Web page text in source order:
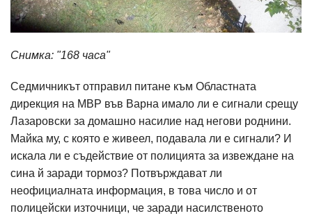
Снимка: "168 часа"
Седмичникът отправил питане към Областната
дирекция на МВР във Варна имало ли е сигнали срещу
Лазаровски за домашно насилие над негови роднини.
Майка му, с която е живеел, подавала ли е сигнали? И
искала ли е съдействие от полицията за извеждане на
сина й заради тормоз? Потвърждават ли
неофициалната информация, в това число и от
полицейски източници, че заради насилственото